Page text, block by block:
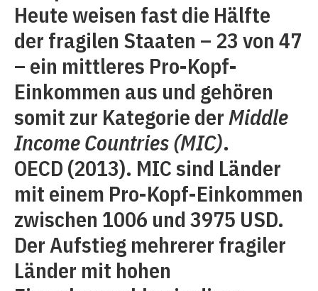
Heute weisen fast die Hälfte
der fragilen Staaten – 23 von 47
– ein mittleres Pro-Kopf-
Einkommen aus und gehören
somit zur Kategorie derMiddle
Income Countries (MIC).
OECD (2013). MIC sind Länder
mit einem Pro-Kopf-Einkommen
zwischen 1006 und 3975 USD.
Der Aufstieg mehrerer fragiler
Länder mit hohen